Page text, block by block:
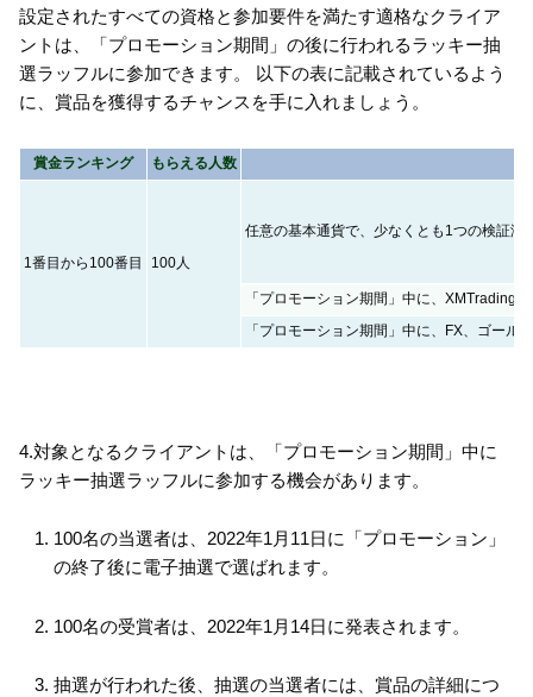
設定されたすべての資格と参加要件を満たす適格なクライア
ントは、「プロモーション期間」の後に行われるラッキー抽
選ラッフルに参加できます。 以下の表に記載されているよう
に、賞品を獲得するチャンスを手に入れましょう。
賞金ランキング もらえる人数
1番目から100番目 100人
任意の基本通貨で、少なくとも1つの検証
「プロモーション期間」中に、XMTrading
「プロモーション期間」中に、FX、ゴー
4.対象となるクライアントは、「プロモーション期間」中に
ラッキー抽選ラッフルに参加する機会があります。
100名の当選者は、2022年1月11日に「プロモーション」
の終了後に電子抽選で選ばれます。
100名の受賞者は、2022年1月14日に発表されます。
抽選が行われた後、抽選の当選者には、賞品の詳細につ